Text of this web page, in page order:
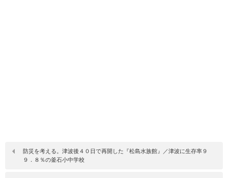
防災を考える。津波後４０日で再開した『松島水族館』／津波に生存率９
９．８％の釜石小中学校